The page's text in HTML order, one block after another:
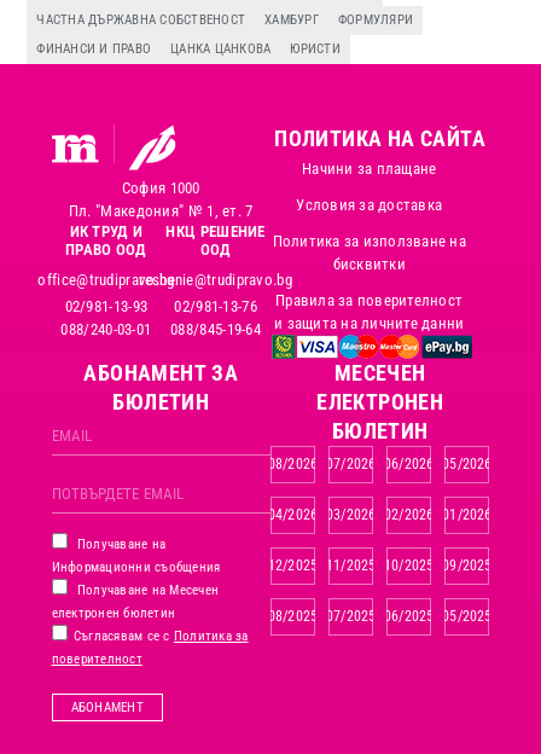
ЧАСТНА ДЪРЖАВНА СОБСТВЕНОСТ
ХАМБУРГ
ФОРМУЛЯРИ
ФИНАНСИ И ПРАВО
ЦАНКА ЦАНКОВА ЮРИСТИ
София 1000
Пл. "Македония" № 1, ет. 7
ИК ТРУД И
ПРАВО ООД
office@trudipravo.bg
02/981-13-93
088/240-03-01
НКЦ РЕШЕНИЕ
ООД
reshenie@trudipravo.bg
02/981-13-76
088/845-19-64
ПОЛИТИКА НА САЙТА
Начини за плащане
Условия за доставка
Политика за използване на
бисквитки
Правила за поверителност
и защита на личните данни
АБОНАМЕНТ ЗА
БЮЛЕТИН
Получаване на
Информационни съобщения
Получаване на Месечен
електронен бюлетин
Съгласявам се с Политика за
поверителност
АБОНАМЕНТ
MЕСЕЧЕН
ЕЛЕКТРОНЕН
БЮЛЕТИН
08/2026 07/2026 06/2026 05/2026
04/2026 03/2026 02/2026 01/2026
12/2025 11/2025 10/2025 09/2025
08/2025 07/2025 06/2025 05/2025